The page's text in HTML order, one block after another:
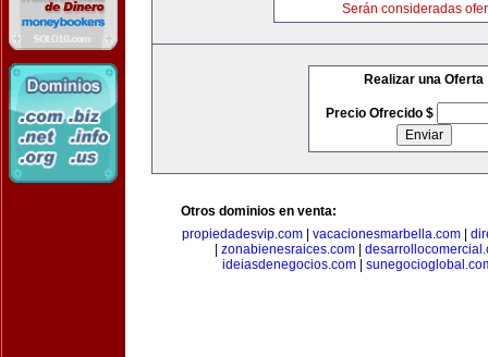
Serán consideradas
Realizar una Oferta
Precio Ofrecido $
Otros dominios en venta:
propiedadesvip.com
vacacionesmarbella.com
zonabienesraices.com
ideiasdenegocios.com|